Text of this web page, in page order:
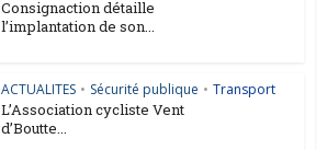
Consignaction détaille
l’implantation de son...
ACTUALITES • Sécurité publique • Transport
L’Association cycliste Vent
d’Boutte...